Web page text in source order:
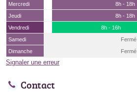
Mercredi
8h - 18h
Jeudi
8h - 18h
Vendredi
8h - 16h
Samedi
Fermé
Dimanche
Fermé
Signaler une erreur
Contact